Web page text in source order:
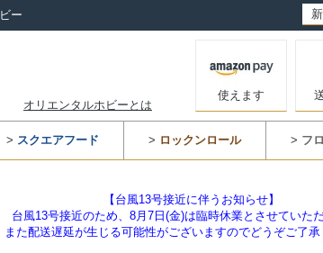
ー
オリエンタルホビーとは
使えます
> スクエアフード > ロックンロール > フ
【台風13号接近に伴うお知らせ】
台風13号接近のため、8月7日(金)は臨時休業とさせていただ
また配送遅延が生じる可能性がございますのでどうぞご了承